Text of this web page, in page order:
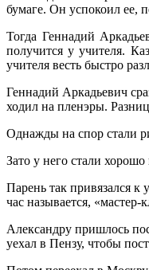
бумаге. Он успокоил ее,
Тогда Геннадий
получится у учителя.
учителя весть быстро
Геннадий Аркадьевич
ходил на пленэры.
Однажды на спор стали
Зато у него стали
Парень так привязался
час называется, «мастер-
Александру пришлось
уехал в Пензу, чтобы